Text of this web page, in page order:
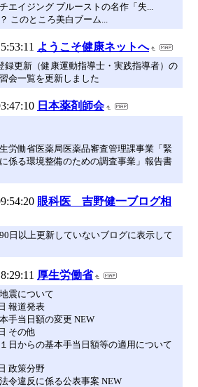
エイジング プルーストの名作「失...
このところ美白ブーム...
ようこそ健康ネットへ
録更新（健康運動指導士・実践指導者）の
会一覧を更新しました
日本薬剤師会
労働省医薬局医薬品審査管理課事業「緊
係る環境整備のための調査事業」報告書
眼科医 吉野健一ブログ相
日以上更新していないブログに表示して
厚生労働省
震について
報道発表
手当日額の変更 NEW
その他
日からの基本手当日額等の適用について
政策分野
令違反に係る公表事案 NEW